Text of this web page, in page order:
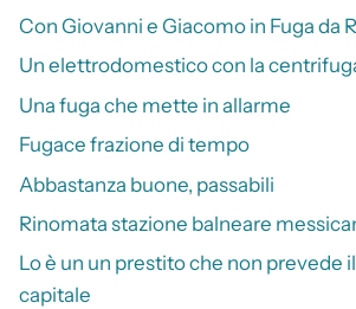
Con Giovanni e Giacomo in Fuga da
Un elettrodomestico con la
Una fuga che mette in allarme
Fugace frazione di tempo
Abbastanza buone, passabili
Rinomata stazione balneare
Lo è un un prestito che non prevede
capitale